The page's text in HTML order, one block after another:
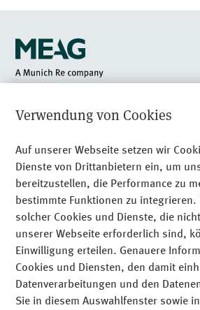
Am Münchner Tor 1
80805 München
Recht­li­che Hinweise
Datenschutz
Impressum
Sitemap
Cookies
Verwendung von Cookies
Auf unserer Webseite setzen wir
Dienste von Drittanbietern ein, um
bereitzustellen, die Performance zu
bestimmte Funktionen zu integrieren.
solcher Cookies und Dienste, die
unserer Webseite erforderlich sind,
Einwilligung erteilen. Genauere
Cookies und Diensten, den damit
Datenverarbeitungen und den
Sie in diesem Auswahlfenster sowie